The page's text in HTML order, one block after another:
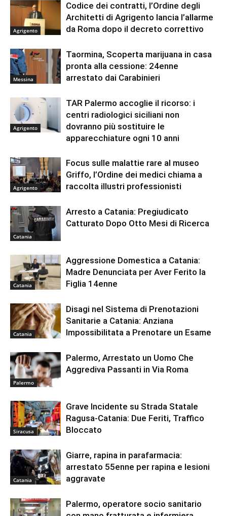
Agrigento
Codice dei contratti, l’Ordine degli
Architetti di Agrigento lancia l’allarme
da Roma dopo il decreto correttivo
Messina
Taormina, Scoperta marijuana in casa
pronta alla cessione: 24enne
arrestato dai Carabinieri
Agrigento
TAR Palermo accoglie il ricorso: i
centri radiologici siciliani non
dovranno più sostituire le
apparecchiature ogni 10 anni
Agrigento
Focus sulle malattie rare al museo
Griffo, l’Ordine dei medici chiama a
raccolta illustri professionisti
Catania
Arresto a Catania: Pregiudicato
Catturato Dopo Otto Mesi di Ricerca
Catania
Aggressione Domestica a Catania:
Madre Denunciata per Aver Ferito la
Figlia 14enne
Catania
Disagi nel Sistema di Prenotazioni
Sanitarie a Catania: Anziana
Impossibilitata a Prenotare un Esame
Palermo
Palermo, Arrestato un Uomo Che
Aggrediva Passanti in Via Roma
Siracusa
Grave Incidente su Strada Statale
Ragusa-Catania: Due Feriti, Traffico
Bloccato
Catania
Giarre, rapina in parafarmacia:
arrestato 55enne per rapina e lesioni
aggravate
Palermo, operatore socio sanitario